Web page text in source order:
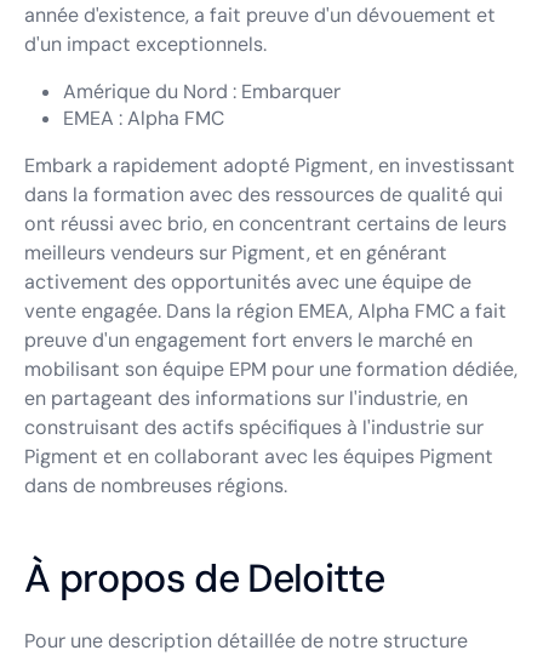
année d'existence, a fait preuve d'un dévouement et
d'un impact exceptionnels.
Amérique du Nord : Embarquer
EMEA : Alpha FMC
Embark a rapidement adopté Pigment, en investissant
dans la formation avec des ressources de qualité qui
ont réussi avec brio, en concentrant certains de leurs
meilleurs vendeurs sur Pigment, et en générant
activement des opportunités avec une équipe de
vente engagée. Dans la région EMEA, Alpha FMC a fait
preuve d'un engagement fort envers le marché en
mobilisant son équipe EPM pour une formation dédiée,
en partageant des informations sur l'industrie, en
construisant des actifs spécifiques à l'industrie sur
Pigment et en collaborant avec les équipes Pigment
dans de nombreuses régions.
À propos de Deloitte
Pour une description détaillée de notre structure